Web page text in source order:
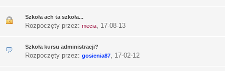
Szkoła ach ta szkoła...
Rozpoczęty przez: mecia, 17-08-13
Szkoła kursu administracji?
Rozpoczęty przez: gosienia87, 17-02-12